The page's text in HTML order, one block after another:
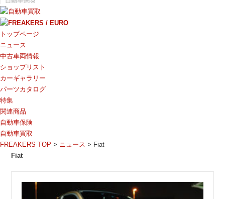
トップページ
ニュース
中古車両情報
ショップリスト
カーギャラリー
パーツカタログ
特集
関連商品
自動車保険
自動車買取
FREAKERS TOP > ニュース > Fiat
Fiat